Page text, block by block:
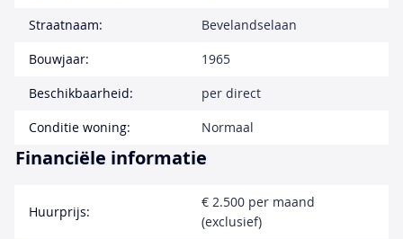
Straatnaam:
Bevelandselaan
Bouwjaar:
1965
Beschikbaarheid:
per direct
Conditie woning:
Normaal
Financiële informatie
Huurprijs:
€ 2.500 per maand
(exclusief)